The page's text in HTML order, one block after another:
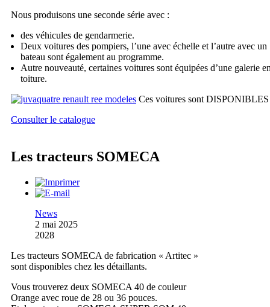
Nous produisons une seconde série avec :
des véhicules de gendarmerie.
Deux voitures des pompiers, l’une avec échelle et l’autre avec un
bateau sont également au programme.
Autre nouveauté, certaines voitures sont équipées d’une galerie
toiture.
Ces voitures sont DISPONIBLES
Consulter le catalogue
Les tracteurs SOMECA
News
2 mai 2025
2028
Les tracteurs SOMECA de fabrication « Artitec »
sont disponibles chez les détaillants.
Vous trouverez deux SOMECA 40 de couleur
Orange avec roue de 28 ou 36 pouces.